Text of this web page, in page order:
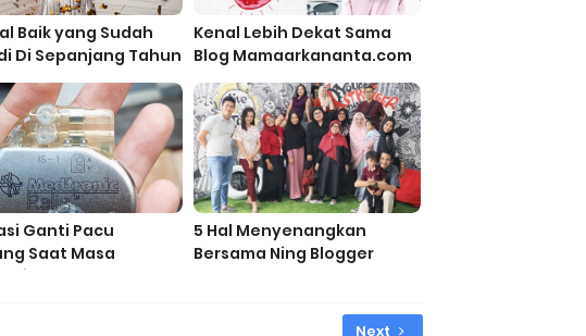
Baik yang Sudah
Di Sepanjang Tahun
Kenal Lebih Dekat Sama
Blog Mamaarkananta.com
Ganti Pacu
Saat Masa
5 Hal Menyenangkan
Bersama Ning Blogger
Next